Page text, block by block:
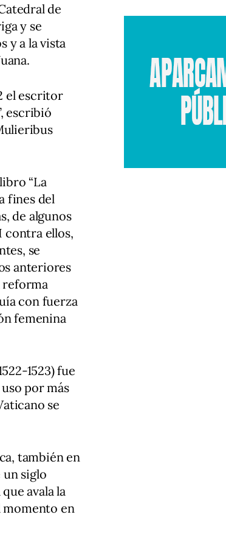
de
y se
y a la vista
el escritor
escribió
“La
fines del
de algunos
contra ellos,
se
anteriores
reforma
con fuerza
femenina
1523) fue
por más
se
también en
un siglo
avala la
momento en